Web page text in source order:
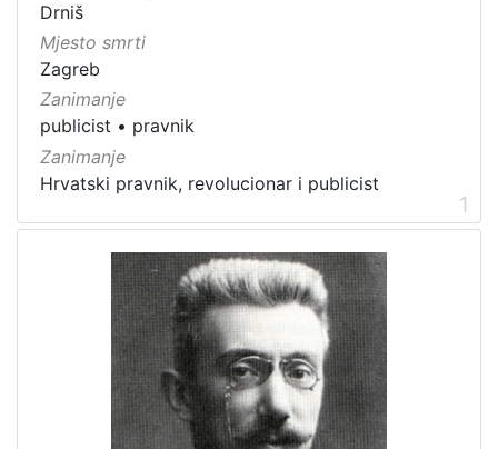
Drniš
Mjesto smrti
Zagreb
Zanimanje
publicist • pravnik
Zanimanje
Hrvatski pravnik, revolucionar i publicist
1